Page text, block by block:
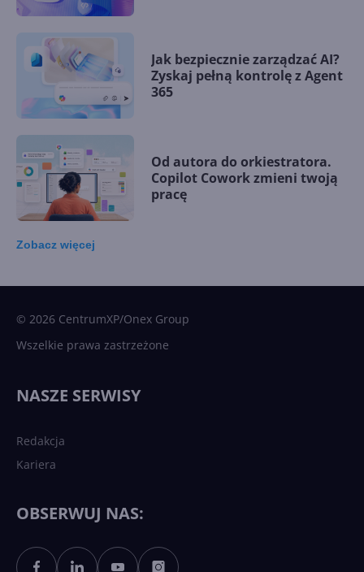
Jak bezpiecznie zarządzać AI?
Zyskaj pełną kontrolę z Agent
365
Od autora do orkiestratora.
Copilot Cowork zmieni twoją
pracę
Zobacz więcej
© 2026 CentrumXP/Onex Group
Wszelkie prawa zastrzeżone
NASZE SERWISY
Redakcja
Kariera
OBSERWUJ NAS: